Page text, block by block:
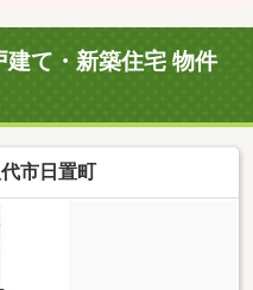
建て・新築住宅 物件
市日置町